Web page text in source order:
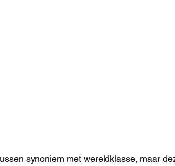
synoniem met wereldklasse, maar